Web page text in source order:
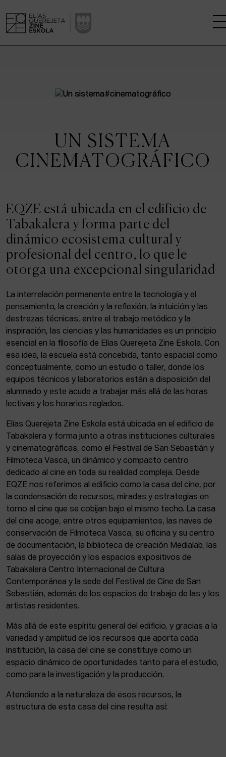
CENTRO DE INVESTIGACIÓN
KINOFABRIKA
LA CASA DEL CINE
ACTUALIDAD
Admisión
Intranet
Facebook Equis Instagram
© Elías Querejeta Zine Eskola 2026
Tabakalera · Andre zigarrogileak plaza, 1
20012 Donostia / San Sebastián
T. 0034 943 545 005
E. info@zine-eskola.eus
UN SISTEMA
CINEMATOGRÁFICO
EQZE está ubicada en el edificio de
Tabakalera y forma parte del
dinámico ecosistema cultural y
profesional del centro, lo que le
otorga una excepcional singularidad
La interrelación permanente entre la tecnología y el
pensamiento, la creación y la reflexión, la intuición y las
destrezas técnicas, entre el trabajo metódico y la
inspiración, las ciencias y las humanidades es un principio
esencial en la filosofía de Elías Querejeta Zine Eskola. Con
esa idea, la escuela está concebida, tanto espacial como
conceptualmente, como un estudio o taller, donde los
equipos técnicos y laboratorios están a disposición del
alumnado y este acude a trabajar más allá de las horas
lectivas y los horarios reglados.
Elías Querejeta Zine Eskola está ubicada en el edificio de
Tabakalera y forma junto a otras instituciones culturales
y cinematográficas, como el Festival de San Sebastián y
Filmoteca Vasca, un dinámico y compacto centro
dedicado al cine en toda su realidad compleja. Desde
EQZE nos referimos al edificio como la casa del cine, por
la condensación de recursos, miradas y estrategias en
torno al cine que se cobijan bajo el mismo techo. La casa
del cine acoge, entre otros equipamientos, las naves de
conservación de Filmoteca Vasca, su oficina y su centro
de documentación, la biblioteca de creación Medialab, las
salas de proyección y los espacios expositivos de
Tabakalera Centro Internacional de Cultura
Contemporánea y la sede del Festival de Cine de San
Sebastián, además de los espacios de trabajo de las y los
artistas residentes.
Más allá de este espíritu general del edificio, y gracias a la
variedad y amplitud de los recursos que aporta cada
institución, la casa del cine se constituye como un
espacio dinámico de oportunidades tanto para el estudio,
como para la investigación y la producción.
Atendiendo a la naturaleza de esos recursos, la
estructura de esta casa del cine resulta así: